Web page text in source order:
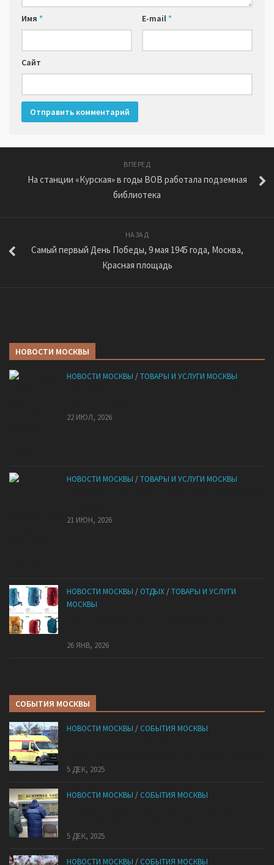
Имя * E-mail*
Сайт
ВПЕРЕД
На станции «Курская» в годы ВОВ работала подземная
библиотека
НАЗАД
Самый первый День Победы, 9 мая 1945 года, Москва,
Красная площадь
НОВОСТИ МОСКВЫ
НОВОСТИ МОСКВЫ /ТОВАРЫ И УСЛУГИ МОСКВЫ
22 ИЮЛ, 2026
НОВОСТИ МОСКВЫ /ТОВАРЫ И УСЛУГИ МОСКВЫ
21 ИЮН, 2026
НОВОСТИ МОСКВЫ / ОТДЫХ /ТОВАРЫ И УСЛУГИ
МОСКВЫ
26 ЯНВ, 2026
СОБЫТИЯ МОСКВЫ
НОВОСТИ МОСКВЫ / СОБЫТИЯ МОСКВЫ
5 ДЕК, 2025
НОВОСТИ МОСКВЫ / СОБЫТИЯ МОСКВЫ
5 ДЕК, 2025
НОВОСТИ МОСКВЫ / СОБЫТИЯ МОСКВЫ